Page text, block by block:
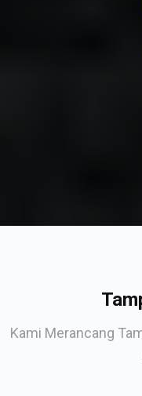
Kami Merancang